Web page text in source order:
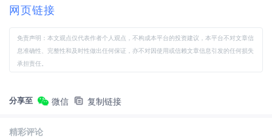
网页链接
免责声明：本文观点仅代表作者个人观点，不构成本平台的投资建议，本平台不对文章信
息准确性、完整性和及时性做出任何保证，亦不对因使用或信赖文章信息引发的任何损失
承担责任。
分享至 微信 复制链接
精彩评论